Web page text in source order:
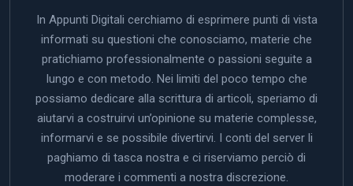
In Appunti Digitali cerchiamo di esprimere punti di vista
informati su questioni che conosciamo, materie che
pratichiamo professionalmente o passioni seguite a
lungo e con metodo. Nei limiti del poco tempo che
possiamo dedicare alla scrittura di articoli, speriamo di
aiutarvi a costruirvi un’opinione su materie complesse,
informarvi e se possibile divertirvi. I conti del server li
paghiamo di tasca nostra e ci riserviamo perciò di
moderare i commenti a nostra discrezione.